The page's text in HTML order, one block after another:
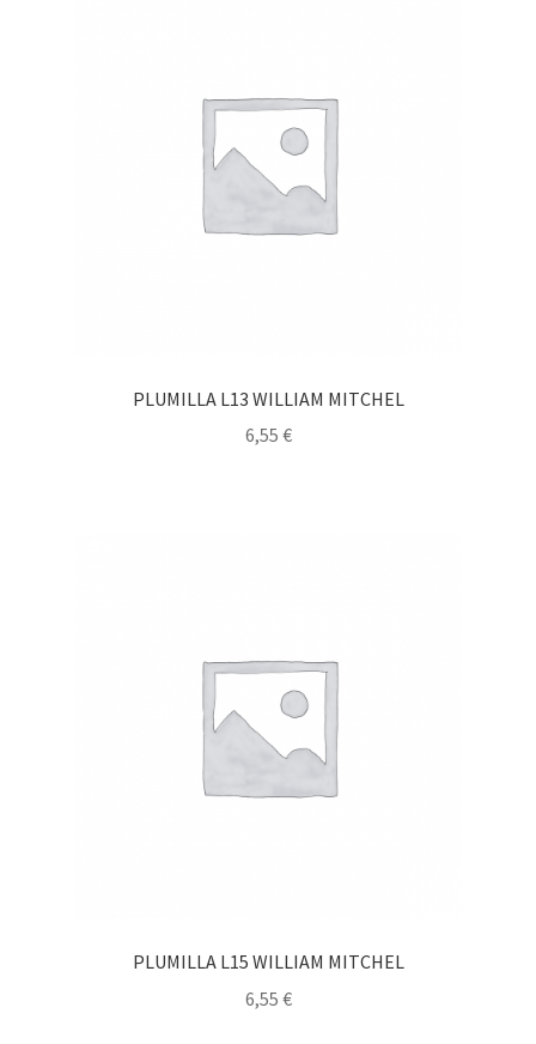
PLUMILLA L13 WILLIAM MITCHEL
6,55 €
PLUMILLA L15 WILLIAM MITCHEL
6,55 €